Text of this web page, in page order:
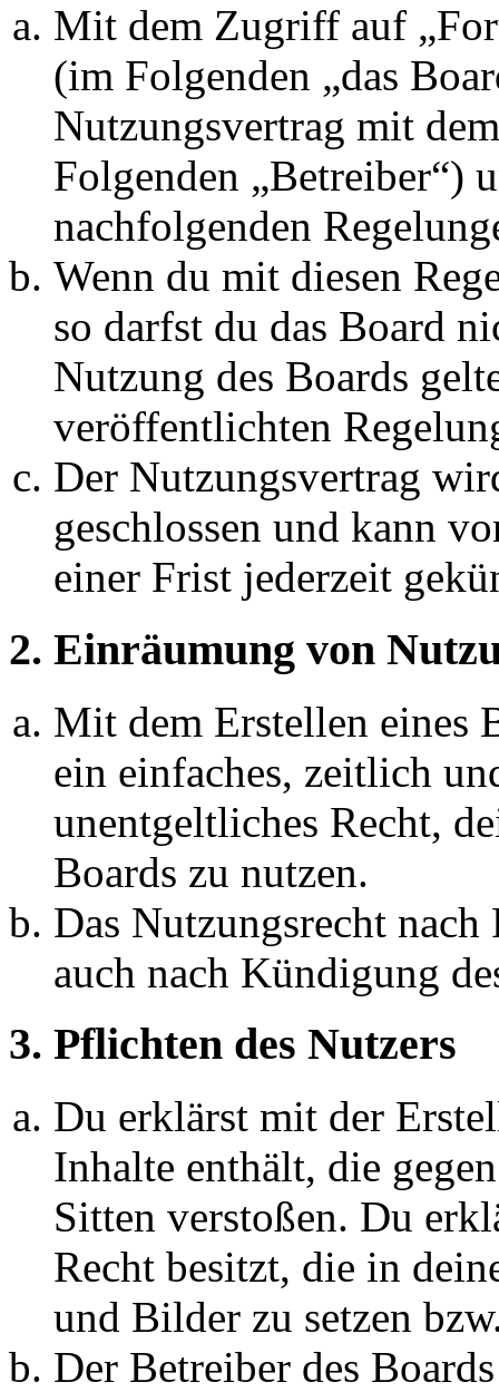
Mit dem Zugriff auf
(im Folgenden „das
Nutzungsvertrag mit
Folgenden „Betreiber“)
nachfolgenden
Wenn du mit diesen
so darfst du das Board
Nutzung des Boards
veröffentlichten
Der Nutzungsvertrag
geschlossen und kann
einer Frist jederzeit
2. Einräumung von
Mit dem Erstellen eines
ein einfaches, zeitlich
unentgeltliches Recht,
Boards zu nutzen.
Das Nutzungsrecht
auch nach Kündigung
3. Pflichten des Nutzers
Du erklärst mit der
Inhalte enthält, die
Sitten verstoßen. Du
Recht besitzt, die in
und Bilder zu setzen
Der Betreiber des